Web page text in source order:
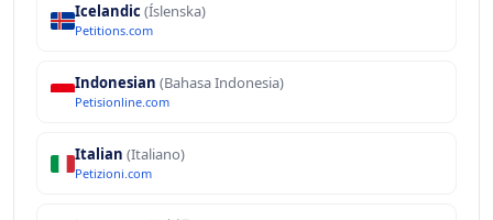
Icelandic(Íslenska)
Petitions.com
Indonesian (Bahasa Indonesia)
Petisionline.com
Italian (Italiano)
Petizioni.com